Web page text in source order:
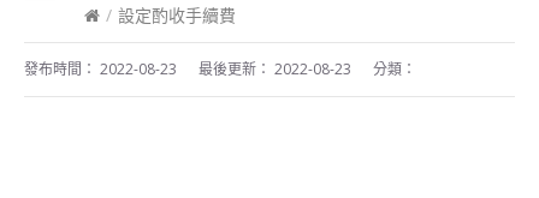
/ 設定酌收手續費
發布時間： 2022-08-23 最後更新： 2022-08-23 分類：